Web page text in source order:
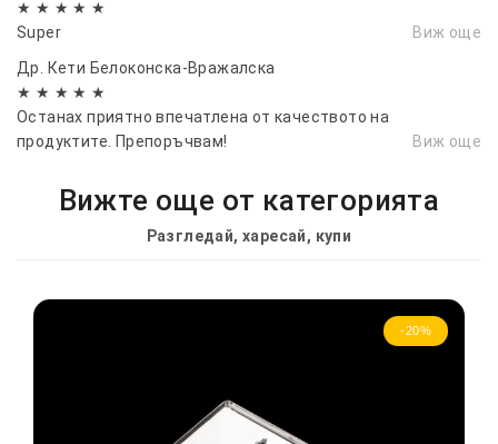
★ ★ ★ ★ ★
Super
Виж още
Др. Кети Белоконска-Вражалска
★ ★ ★ ★ ★
Останах приятно впечатлена от качеството на
продуктите. Препоръчвам!
Виж още
Вижте още от категорията
Разгледай, харесай, купи
-20%